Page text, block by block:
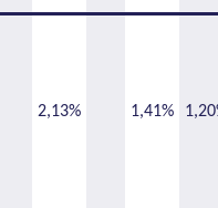
2,13% 1,41%